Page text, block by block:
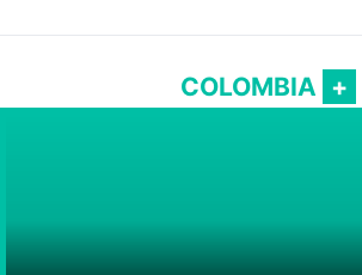
COLOMBIA